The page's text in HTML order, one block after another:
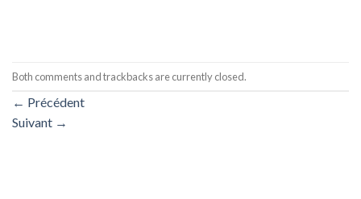
Both comments and trackbacks are currently closed.
← Précédent
Suivant →